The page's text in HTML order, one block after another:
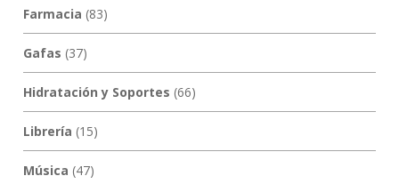
Farmacia (83)
Gafas (37)
Hidratación y Soportes (66)
Librería (15)
Música (47)